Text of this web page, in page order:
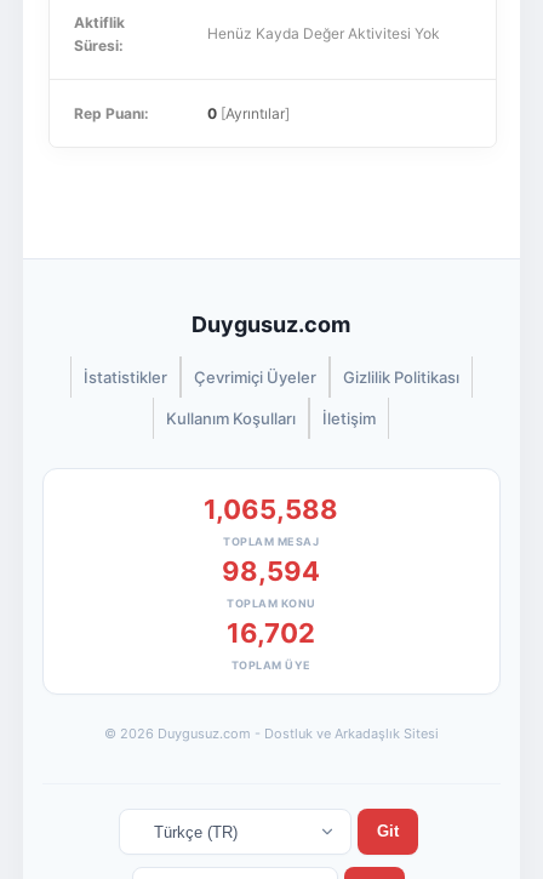
Aktiflik
Süresi:
Henüz Kayda Değer Aktivitesi Yok
Rep Puanı: 0[Ayrıntılar]
Duygusuz.com
İstatistikler Çevrimiçi Üyeler Gizlilik Politikası
Kullanım Koşulları İletişim
1,065,588
TOPLAM MESAJ
98,594
TOPLAM KONU
16,702
TOPLAM ÜYE
© 2026 Duygusuz.com - Dostluk ve Arkadaşlık Sitesi